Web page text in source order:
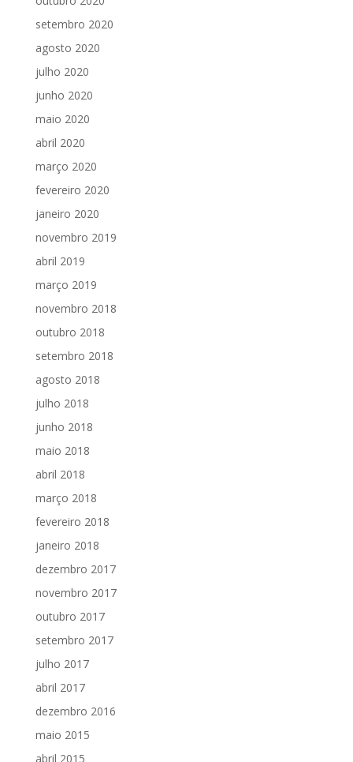
setembro 2020
agosto 2020
julho 2020
junho 2020
maio 2020
abril 2020
março 2020
fevereiro 2020
janeiro 2020
novembro 2019
abril 2019
março 2019
novembro 2018
outubro 2018
setembro 2018
agosto 2018
julho 2018
junho 2018
maio 2018
abril 2018
março 2018
fevereiro 2018
janeiro 2018
dezembro 2017
novembro 2017
outubro 2017
setembro 2017
julho 2017
abril 2017
dezembro 2016
maio 2015
abril 2015